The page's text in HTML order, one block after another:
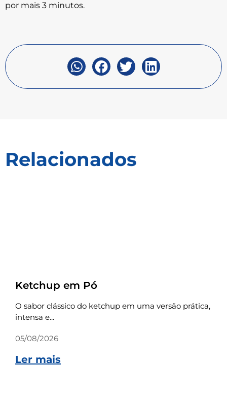
por mais 3 minutos.
Relacionados
Ketchup em Pó
O sabor clássico do ketchup em uma versão prática,
intensa e...
05/08/2026
Ler mais